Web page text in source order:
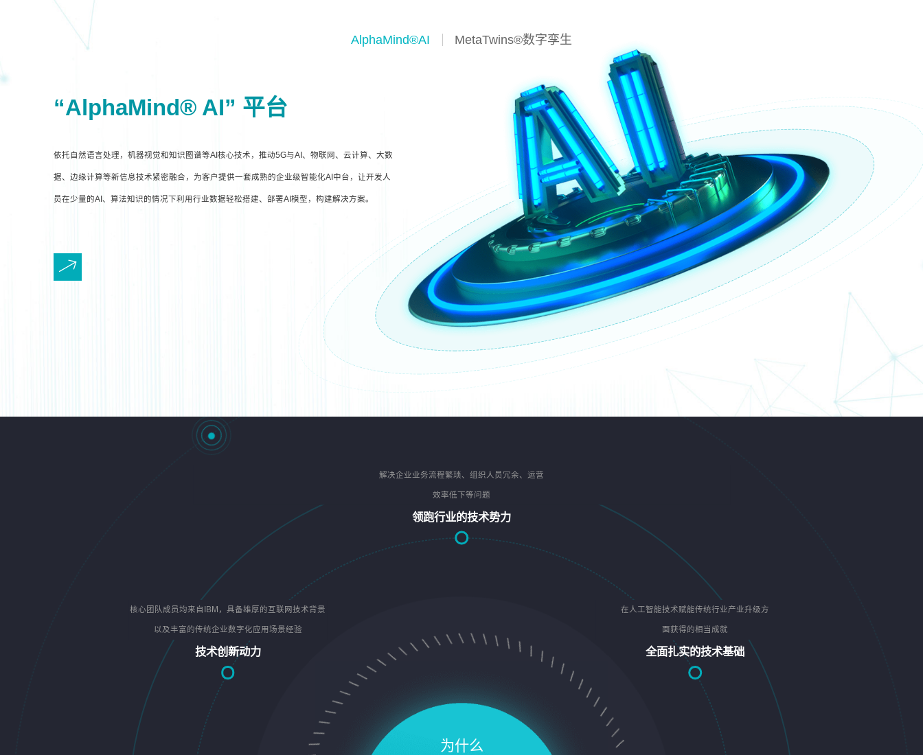
AlphaMind®AI MetaTwins®数字孪生
“AlphaMind® AI” 平台
依托自然语言处理，机器视觉和知识图谱等AI核心技术，推动5G与AI、物联网、云计算、大数
据、边缘计算等新信息技术紧密融合，为客户提供一套成熟的企业级智能化AI中台，让开发人
员在少量的AI、算法知识的情况下利用行业数据轻松搭建、部署AI模型，构建解决方案。
为什么
核心团队成员均来自IBM，具备雄厚的互联网技术背景
以及丰富的传统企业数字化应用场景经验
技术创新动力
解决企业业务流程繁琐、组织人员冗余、运营
效率低下等问题
领跑行业的技术势力
在人工智能技术赋能传统行业产业升级方
面获得的相当成就
全面扎实的技术基础